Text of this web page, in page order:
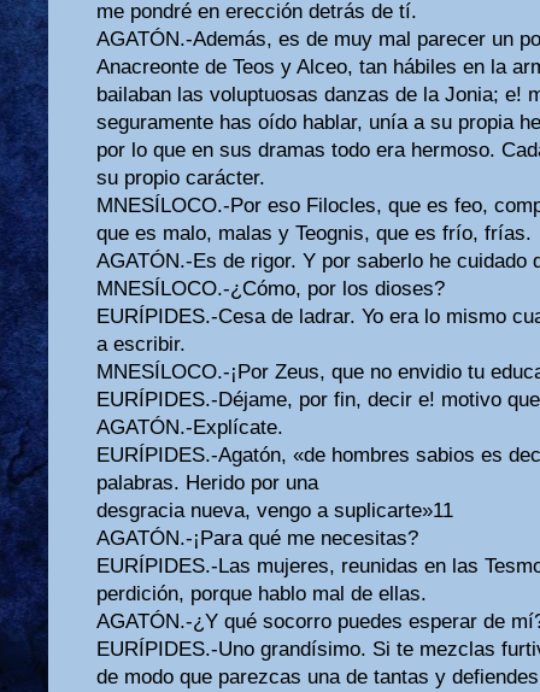
me pondré en erección detrás de tí.
AGATÓN.-Además, es de muy mal parecer un
Anacreonte de Teos y Alceo, tan hábiles en la
bailaban las voluptuosas danzas de la Jonia; e!
seguramente has oído hablar, unía a su propia
por lo que en sus dramas todo era hermoso.
su propio carácter.
MNESÍLOCO.-Por eso Filocles, que es feo,
que es malo, malas y Teognis, que es frío, frías.
AGATÓN.-Es de rigor. Y por saberlo he cuidado
MNESÍLOCO.-¿Cómo, por los dioses?
EURÍPIDES.-Cesa de ladrar. Yo era lo mismo
a escribir.
MNESÍLOCO.-¡Por Zeus, que no envidio tu
EURÍPIDES.-Déjame, por fin, decir e! motivo
AGATÓN.-Explícate.
EURÍPIDES.-Agatón, «de hombres sabios es
palabras. Herido por una
desgracia nueva, vengo a suplicarte»11
AGATÓN.-¡Para qué me necesitas?
EURÍPIDES.-Las mujeres, reunidas en las
perdición, porque hablo mal de ellas.
AGATÓN.-¿Y qué socorro puedes esperar de
EURÍPIDES.-Uno grandísimo. Si te mezclas
de modo que parezcas una de tantas y